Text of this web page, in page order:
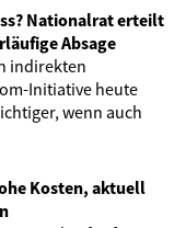
Nationalrat erteilt
Absage
indirekten
Initiative heute
wenn auch
Kosten, aktuell